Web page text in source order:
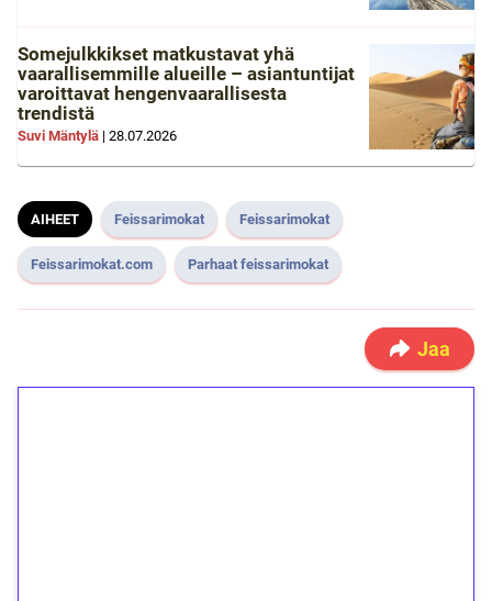
Somejulkkikset matkustavat yhä
vaarallisemmille alueille – asiantuntijat
varoittavat hengenvaarallisesta
trendistä
Suvi Mäntylä | 28.07.2026
AIHEET Feissarimokat Feissarimokat
Feissarimokat.com Parhaat feissarimokat
Jaa